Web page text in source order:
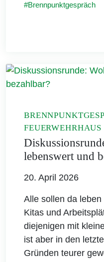
Brennpunktgespräch
lebenswert und
20. April 2026
Alle sollen da
Kitas und
diejenigen mit
ist aber in den
Gründen teurer